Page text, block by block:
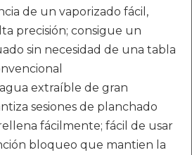
de un vaporizado fácil,
precisión; consigue un
sin necesidad de una tabla
extraíble de gran
sesiones de planchado
fácilmente; fácil de usar
bloqueo que mantien la